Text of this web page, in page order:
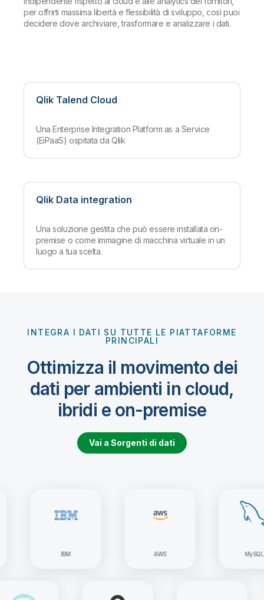
per offrirti massima libertà e flessibilità di sviluppo, così puoi
decidere dove archiviare, trasformare e analizzare i dati.
Qlik Talend Cloud
Una Enterprise Integration Platform as a Service
(EiPaaS) ospitata da Qlik
Qlik Data integration
Una soluzione gestita che può essere installata on-
premise o come immagine di macchina virtuale in un
luogo a tua scelta.
INTEGRA I DATI SU TUTTE LE PIATTAFORME
PRINCIPALI
Ottimizza il movimento dei
dati per ambienti in cloud,
ibridi e on-premise
Vai a Sorgenti di dati